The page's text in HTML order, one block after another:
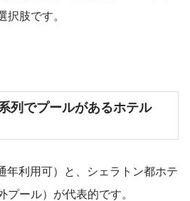
択肢です。
列でプールがあるホテル
年利用可）と、シェラトン都ホテ
プール）が代表的です。